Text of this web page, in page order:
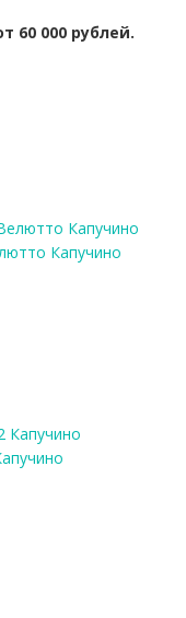
60 000 рублей.
Капучино